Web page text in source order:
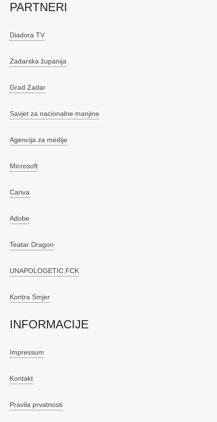
PARTNERI
Diadora TV
Zadarska županija
Grad Zadar
Savjet za nacionalne manjine
Agencija za medije
Microsoft
Canva
Adobe
Teatar Dragon
UNAPOLOGETIC.FCK
Kontra Smjer
INFORMACIJE
Impressum
Kontakt
Pravila prvatnosti